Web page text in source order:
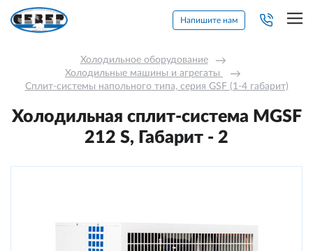
Напишите нам
Холодильное оборудование →
Холодильные машины и агрегаты →
Сплит-системы напольного типа, серия GSF (1-4 габарит)
Холодильная сплит-система МGSF
212 S, Габарит - 2